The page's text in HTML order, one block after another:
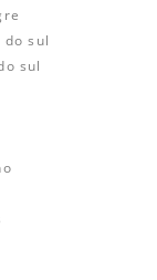
sul
sul